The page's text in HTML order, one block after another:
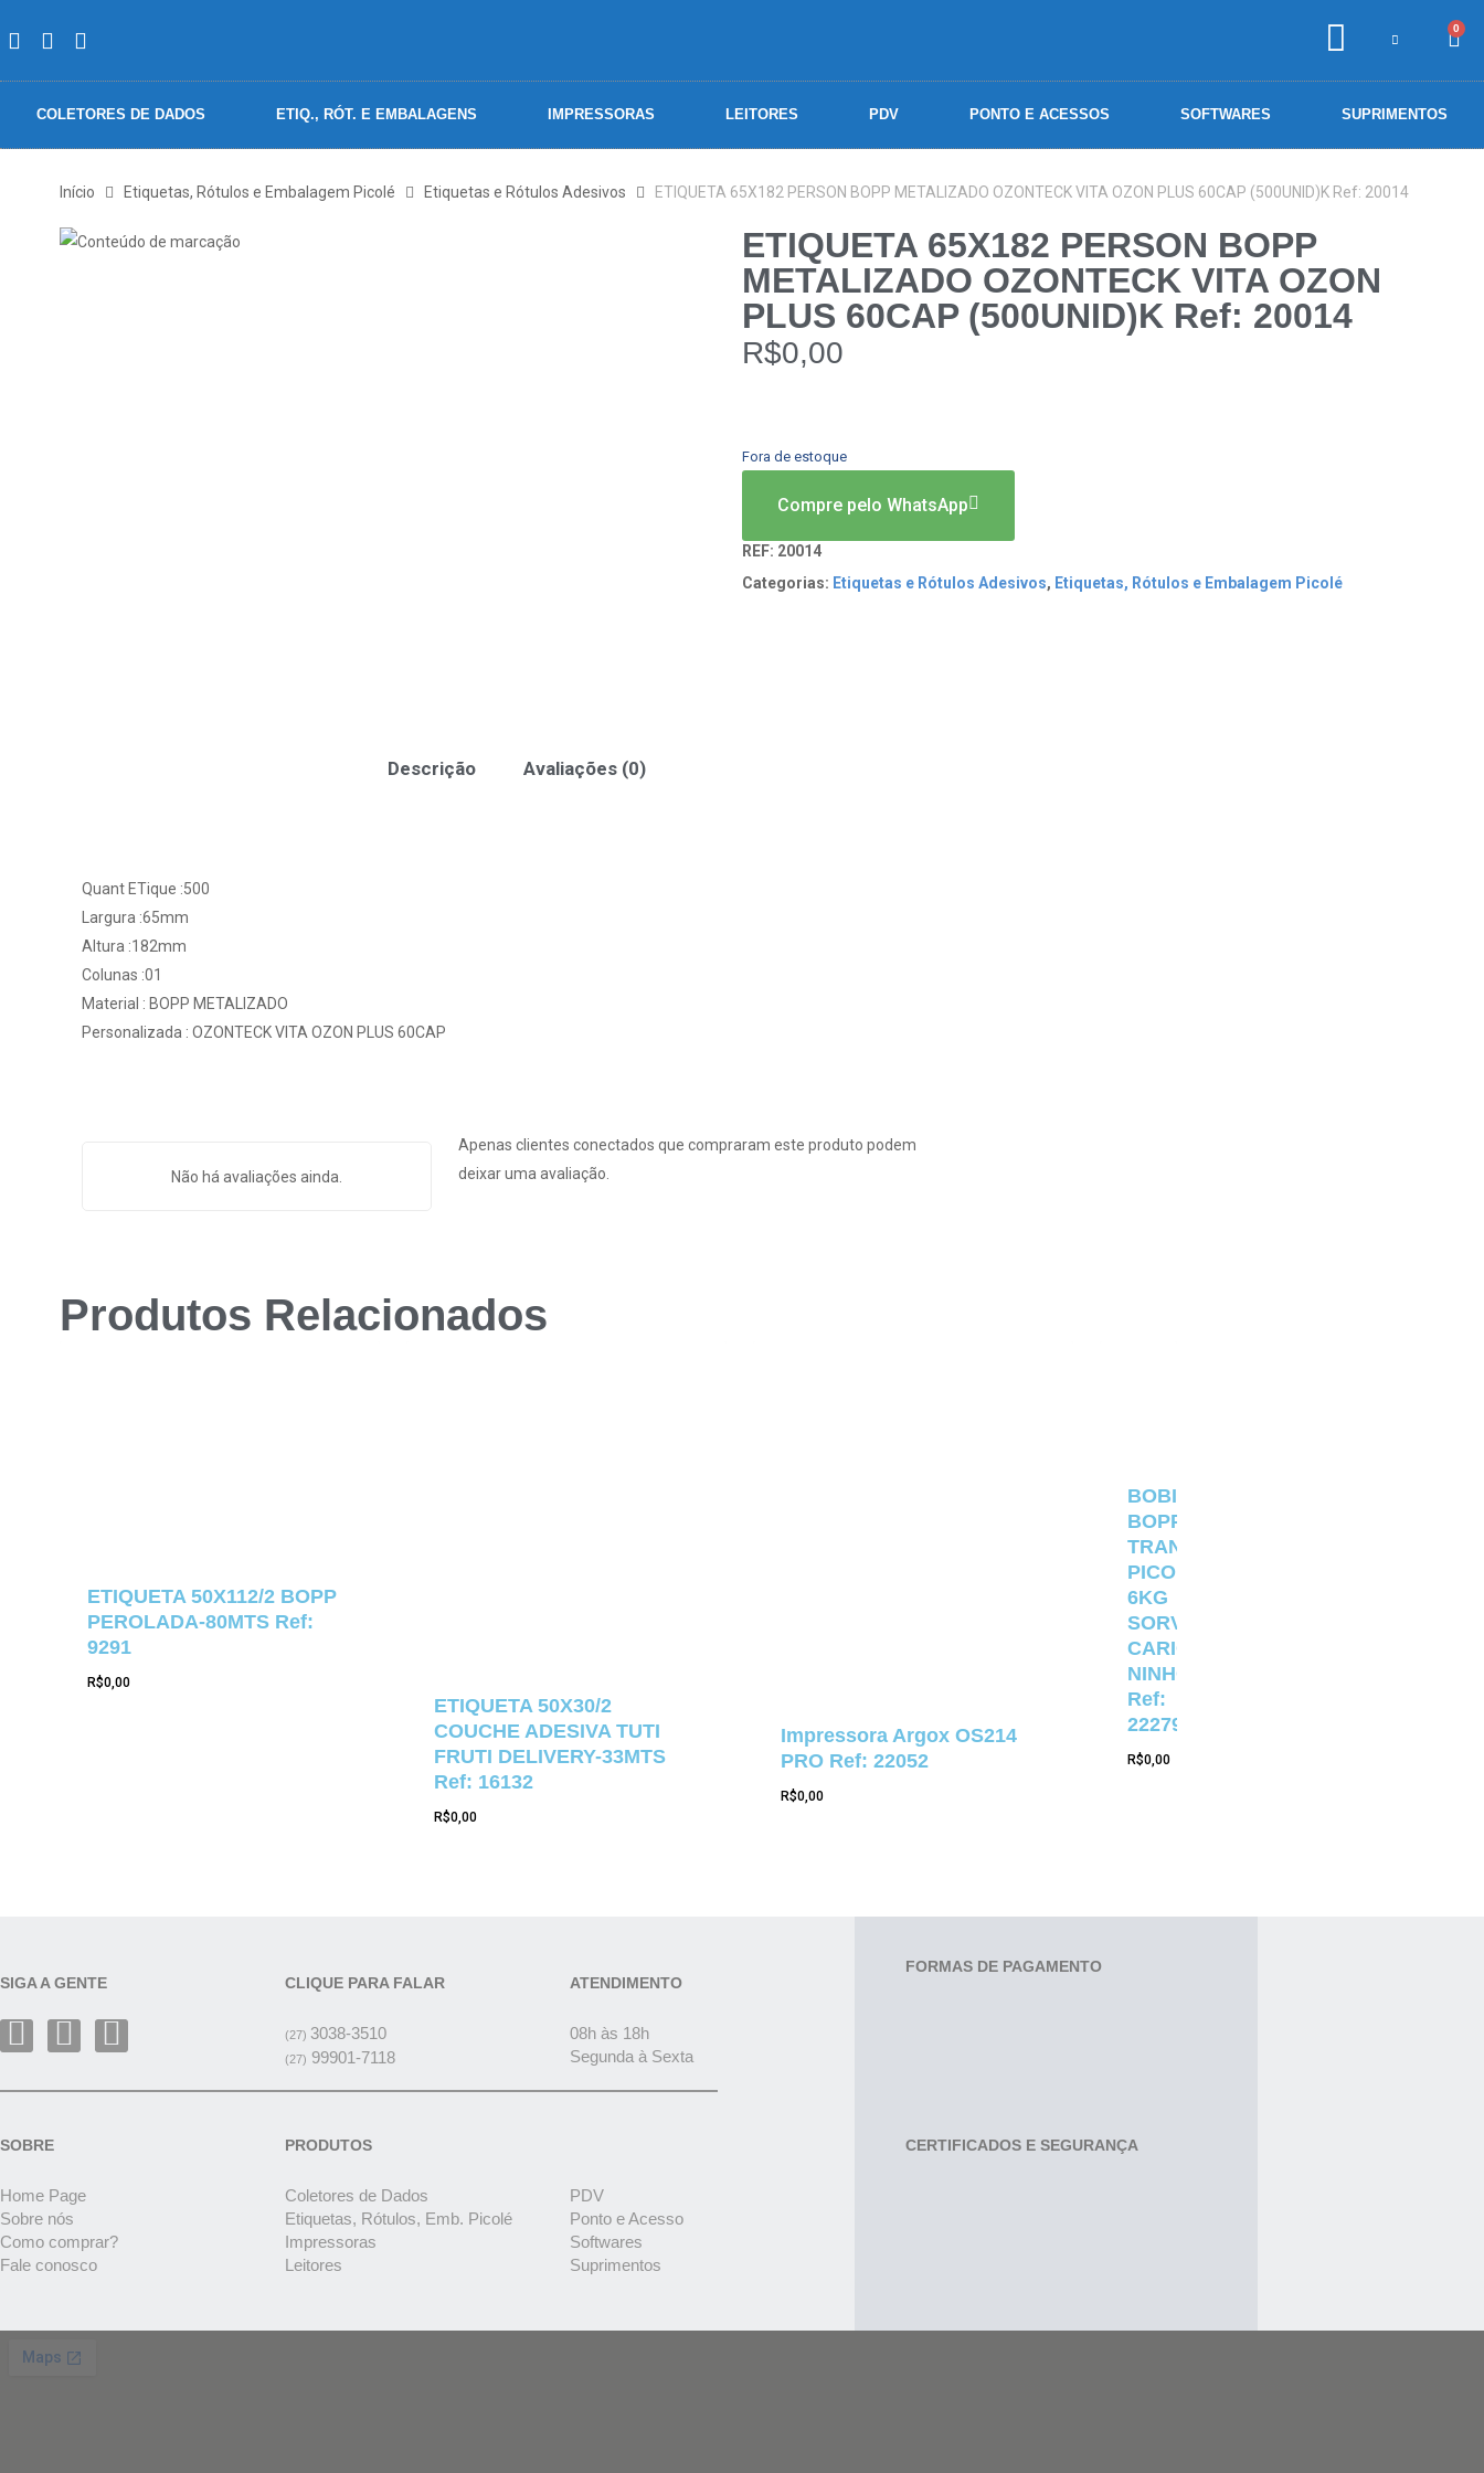
0
COLETORES DE DADOS ETIQ., RÓT. E EMBALAGENS IMPRESSORAS LEITORES PDV PONTO E ACESSOS SOFTWARES SUPRIMENTOS
Início Etiquetas, Rótulos e Embalagem Picolé Etiquetas e Rótulos Adesivos ETIQUETA 65X182 PERSON BOPP METALIZADO OZONTECK VITA OZON PLUS 60CAP (500UNID)K Ref: 20014
ETIQUETA 65X182 PERSON BOPP
METALIZADO OZONTECK VITA OZON
PLUS 60CAP (500UNID)K Ref: 20014
R$0,00
Fora de estoque
Compre pelo WhatsApp
REF: 20014
Categorias: Etiquetas e Rótulos Adesivos, Etiquetas, Rótulos e Embalagem Picolé
Descrição Avaliações (0)
Quant ETique :500
Largura :65mm
Altura :182mm
Colunas :01
Material : BOPP METALIZADO
Personalizada : OZONTECK VITA OZON PLUS 60CAP
Não há avaliações ainda.
Apenas clientes conectados que compraram este produto podem
deixar uma avaliação.
Produtos Relacionados
ETIQUETA 50X112/2 BOPP
PEROLADA-80MTS Ref:
9291
R$0,00
ETIQUETA 50X30/2
COUCHE ADESIVA TUTI
FRUTI DELIVERY-33MTS
Ref: 16132
R$0,00
Impressora Argox OS214
PRO Ref: 22052
R$0,00
BOBINA
BOPP
TRANSPARENTE
PICOLÉ
6KG
SORVETERIA
CARIOCA
NINHO
Ref:
22279
R$0,00
SIGA A GENTE CLIQUE PARA FALAR
(27) 3038-3510
(27) 99901-7118
ATENDIMENTO
08h às 18h
Segunda à Sexta
SOBRE
Home Page
Sobre nós
Como comprar?
Fale conosco
PRODUTOS
Coletores de Dados
Etiquetas, Rótulos, Emb. Picolé
Impressoras
Leitores
PDV
Ponto e Acesso
Softwares
Suprimentos
FORMAS DE PAGAMENTO
CERTIFICADOS E SEGURANÇA